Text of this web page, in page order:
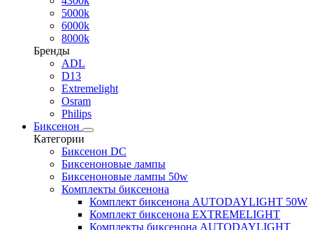
5000k
6000k
8000k
Бренды
ADL
D13
Extremelight
Osram
Philips
Биксенон
Категории
Биксенон DC
Биксеноновые лампы
Биксеноновые лампы 50w
Комплекты биксенона
Комплект биксенона AUTODAYLIGHT 50W
Комплект биксенона EXTREMELIGHT
Комплекты биксенона AUTODAYLIGHT